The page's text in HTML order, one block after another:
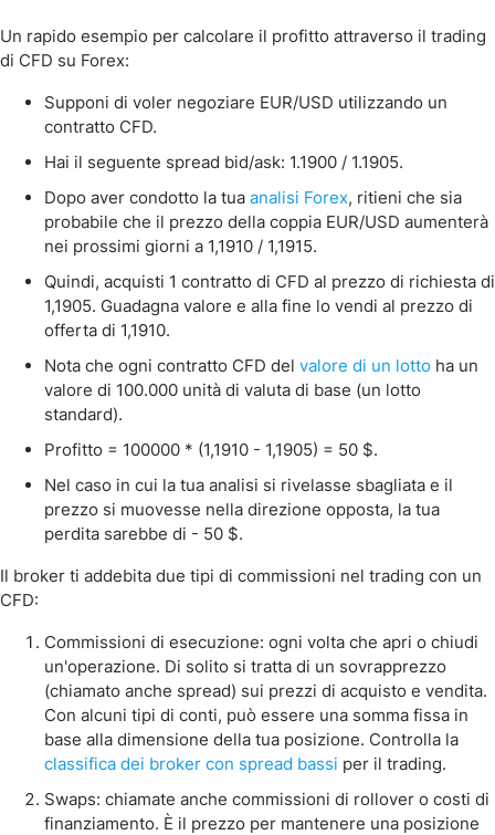
Un rapido esempio per calcolare il profitto attraverso il trading
di CFD su Forex:
Supponi di voler negoziare EUR/USD utilizzando un
contratto CFD.
Hai il seguente spread bid/ask: 1.1900 / 1.1905.
Dopo aver condotto la tua analisi Forex, ritieni che sia
probabile che il prezzo della coppia EUR/USD aumenterà
nei prossimi giorni a 1,1910 / 1,1915.
Quindi, acquisti 1 contratto di CFD al prezzo di richiesta di
1,1905. Guadagna valore e alla fine lo vendi al prezzo di
offerta di 1,1910.
Nota che ogni contratto CFD del valore di un lotto ha un
valore di 100.000 unità di valuta di base (un lotto
standard).
Profitto = 100000 * (1,1910 - 1,1905) = 50 $.
Nel caso in cui la tua analisi si rivelasse sbagliata e il
prezzo si muovesse nella direzione opposta, la tua
perdita sarebbe di - 50 $.
Il broker ti addebita due tipi di commissioni nel trading con un
CFD:
Commissioni di esecuzione: ogni volta che apri o chiudi
un'operazione. Di solito si tratta di un sovrapprezzo
(chiamato anche spread) sui prezzi di acquisto e vendita.
Con alcuni tipi di conti, può essere una somma fissa in
base alla dimensione della tua posizione. Controlla la
classifica dei broker con spread bassi per il trading.
Swaps: chiamate anche commissioni di rollover o costi di
finanziamento. È il prezzo per mantenere una posizione